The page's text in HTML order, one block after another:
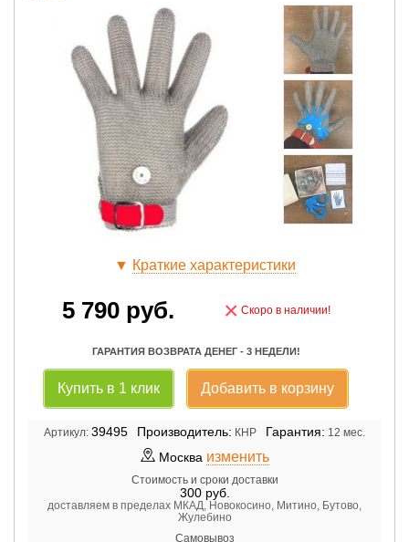
▼ Краткие характеристики
5 790 руб. × Скоро в наличии!
ГАРАНТИЯ ВОЗВРАТА ДЕНЕГ - 3 НЕДЕЛИ!
Купить в 1 клик Добавить в корзину
Артикул: 39495 Производитель: КНР Гарантия: 12 мес.
Москва изменить
Стоимость и сроки доставки
300руб.
доставляем в пределах МКАД, Новокосино, Митино, Бутово,
Жулебино
Самовывоз